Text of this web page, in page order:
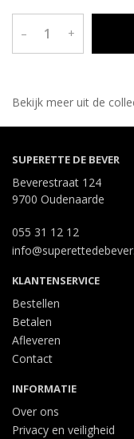
– +
Bekijk meer uit de
SUPERETTE DE BEVER
Beverestraat 124
9700 Oudenaarde
055 31 12 12
KLANTENSERVICE
Bestellen
Betalen
Afleveren
Contact
INFORMATIE
Over ons
Privacy en veiligheid